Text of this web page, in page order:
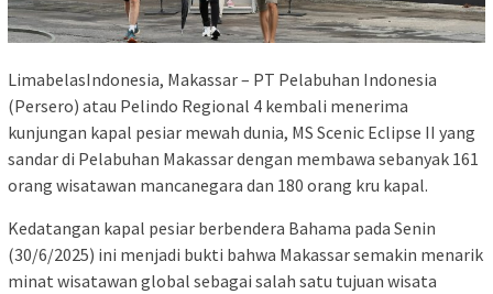
LimabelasIndonesia, Makassar – PT Pelabuhan Indonesia
(Persero) atau Pelindo Regional 4 kembali menerima
kunjungan kapal pesiar mewah dunia, MS Scenic Eclipse II yang
sandar di Pelabuhan Makassar dengan membawa sebanyak 161
orang wisatawan mancanegara dan 180 orang kru kapal.
Kedatangan kapal pesiar berbendera Bahama pada Senin
(30/6/2025) ini menjadi bukti bahwa Makassar semakin menarik
minat wisatawan global sebagai salah satu tujuan wisata